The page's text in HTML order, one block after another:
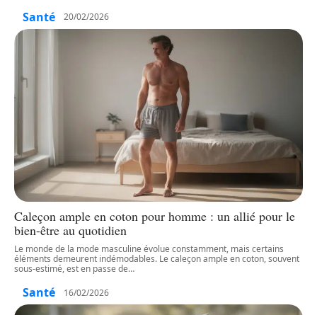
Santé 20/02/2026
Caleçon ample en coton pour homme : un allié pour le
bien-être au quotidien
Le monde de la mode masculine évolue constamment, mais certains
éléments demeurent indémodables. Le caleçon ample en coton, souvent
sous-estimé, est en passe de…
Santé 16/02/2026